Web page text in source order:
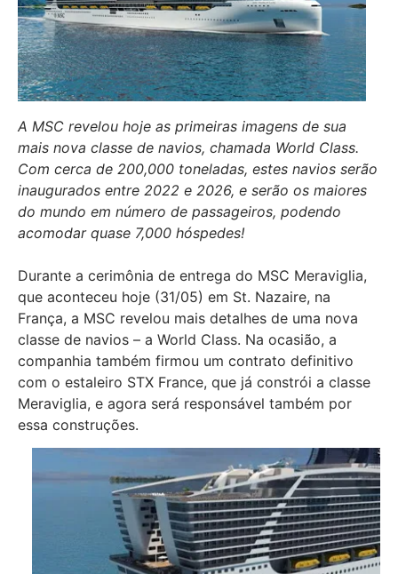
A MSC revelou hoje as primeiras imagens de sua
mais nova classe de navios, chamada World Class.
Com cerca de 200,000 toneladas, estes navios serão
inaugurados entre 2022 e 2026, e serão os maiores
do mundo em número de passageiros, podendo
acomodar quase 7,000 hóspedes!
Durante a cerimônia de entrega do MSC Meraviglia,
que aconteceu hoje (31/05) em St. Nazaire, na
França, a MSC revelou mais detalhes de uma nova
classe de navios – a World Class. Na ocasião, a
companhia também firmou um contrato definitivo
com o estaleiro STX France, que já constrói a classe
Meraviglia, e agora será responsável também por
essa construções.